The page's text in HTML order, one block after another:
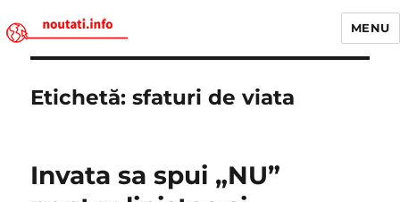
MENU
Etichetă:sfaturi de viata
Invata sa spui „NU”